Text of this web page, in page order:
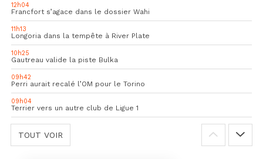
12h04
Francfort s’agace dans le dossier Wahi
11h13
Longoria dans la tempête à River Plate
10h25
Gautreau valide la piste Bulka
09h42
Perri aurait recalé l’OM pour le Torino
09h04
Terrier vers un autre club de Ligue 1
TOUT VOIR